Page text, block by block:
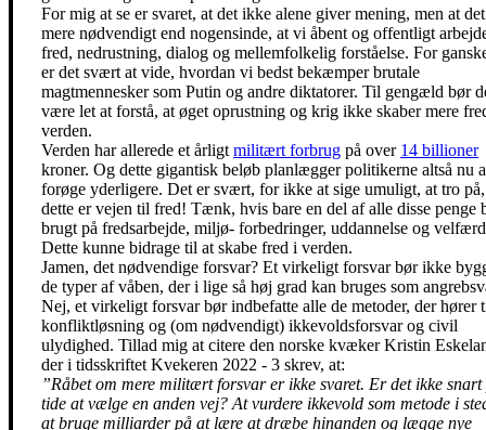
For mig at se er svaret, at det ikke alene giver mening, men at
mere nødvendigt end nogensinde, at vi åbent og offentligt
fred, nedrustning, dialog og mellemfolkelig forståelse. For
er det svært at vide, hvordan vi bedst bekæmper brutale
magtmennesker som Putin og andre diktatorer. Til gengæld bør
være let at forstå, at øget oprustning og krig ikke skaber mere
verden.
Verden har allerede et årligt militært forbrug på over 14 billioner
kroner. Og dette gigantisk beløb planlægger politikerne altså nu
forøge yderligere. Det er svært, for ikke at sige umuligt, at tro
dette er vejen til fred! Tænk, hvis bare en del af alle disse penge
brugt på fredsarbejde, miljø- forbedringer, uddannelse og
Dette kunne bidrage til at skabe fred i verden.
Jamen, det nødvendige forsvar? Et virkeligt forsvar bør ikke
de typer af våben, der i lige så høj grad kan bruges som
Nej, et virkeligt forsvar bør indbefatte alle de metoder, der hører
konfliktløsning og (om nødvendigt) ikkevoldsforsvar og civil
ulydighed. Tillad mig at citere den norske kvæker Kristin
der i tidsskriftet Kvekeren 2022 - 3 skrev, at:
”Råbet om mere militært forsvar er ikke svaret. Er det ikke snart
tide at vælge en anden vej? At vurdere ikkevold som metode i
at bruge milliarder på at lære at dræbe hinanden og lægge nye